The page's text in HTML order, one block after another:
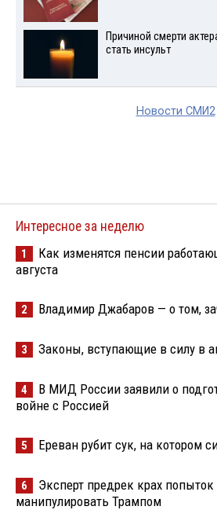
Причиной смерти
стать инсульт
Новости СМИ2
Интересное за неделю
1
Как изменятся пенсии
августа
2 Владимир Джабаров — о том,
3 Законы, вступающие в силу в
4
В МИД России заявили о
войне с Россией
5 Ереван рубит сук, на котором
6
Эксперт предрек крах
манипулировать Трампом